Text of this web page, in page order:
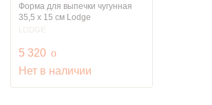
Форма для выпечки чугунная
35,5 х 15 см Lodge
LODGE
5 320 руб.
o
Нет в наличии